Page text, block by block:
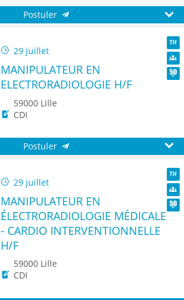
Postuler
29 juillet
TH
MANIPULATEUR EN
ELECTRORADIOLOGIE H/F
59000 Lille
CDI
Postuler
29 juillet
TH
MANIPULATEUR EN
ÉLECTRORADIOLOGIE MÉDICALE
- CARDIO INTERVENTIONNELLE
H/F
59000 Lille
CDI